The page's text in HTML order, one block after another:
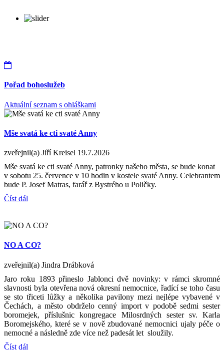
Pořad bohoslužeb
Aktuální seznam s ohláškami
Mše svatá ke cti svaté Anny
zveřejnil(a) Jiří Kreisel 19.7.2026
Mše svatá ke cti svaté Anny, patronky našeho města, se bude konat
v sobotu 25. července v 10 hodin v kostele svaté Anny. Celebrantem
bude P. Josef Matras, farář z Bystrého u Poličky.
Číst dál
NO A CO?
zveřejnil(a) Jindra Drábková
Jaro roku 1893 přineslo Jablonci dvě novinky: v rámci skromné
slavnosti byla otevřena nová okresní nemocnice, řadící se toho času
se sto třiceti lůžky a několika pavilony mezi nejlépe vybavené v
Čechách, a město obdrželo cenný import v podobě sedmi sester
boromejek, příslušnic kongregace Milosrdných sester sv. Karla
Boromejského, které se v nově zbudované nemocnici ujaly péče o
nemocné a následně zde více než padesát let sloužily.
Číst dál